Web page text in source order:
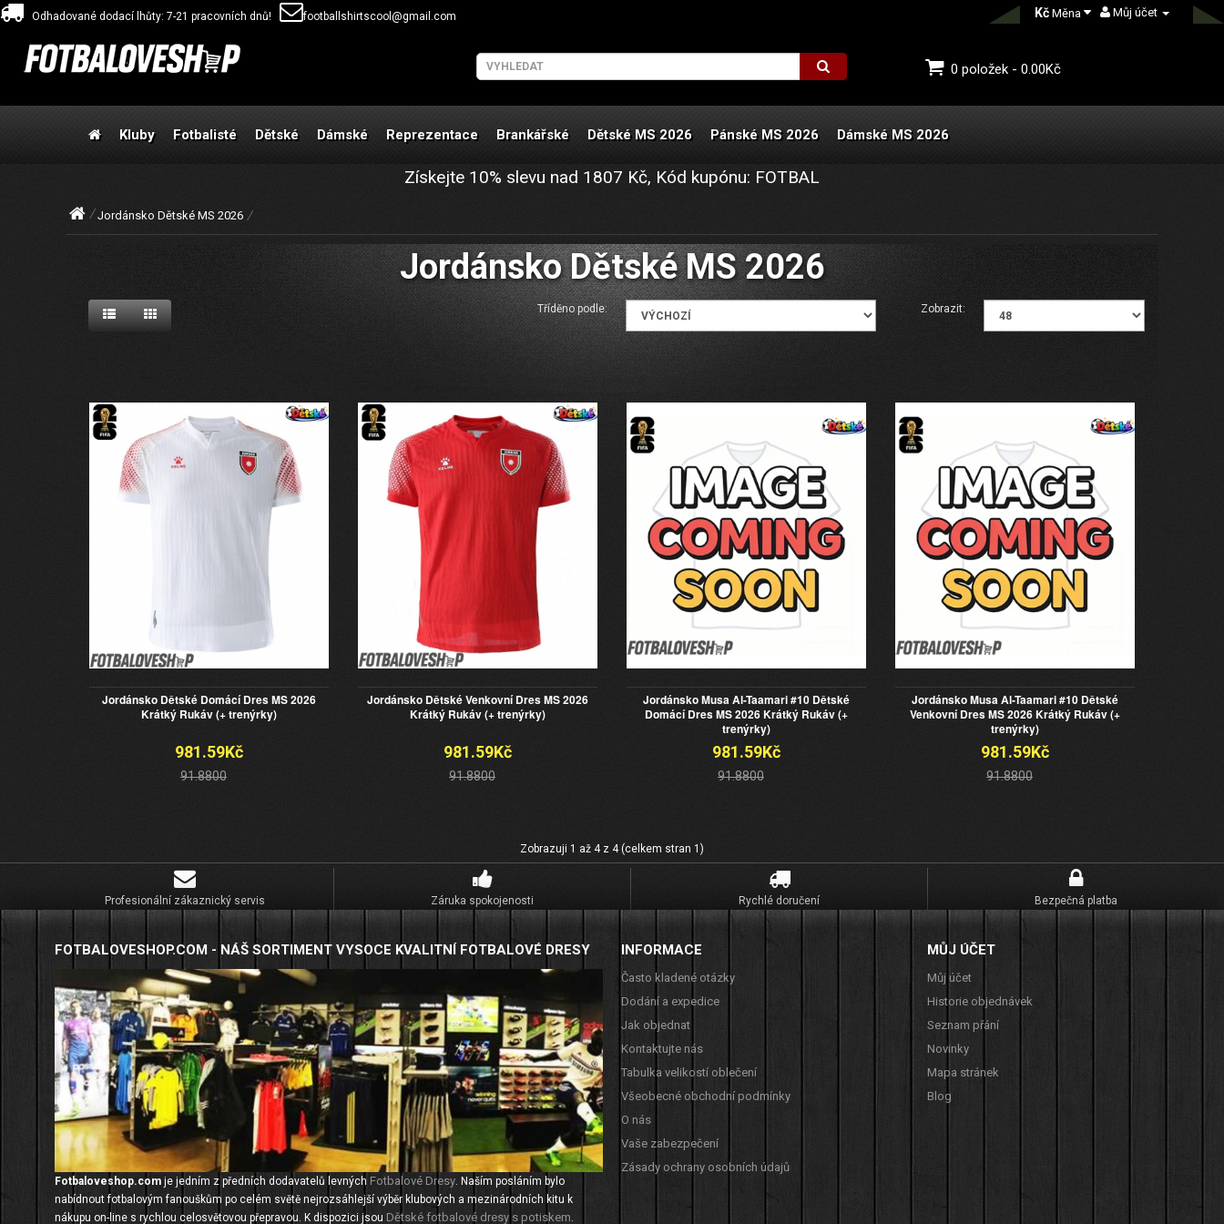
Odhadované dodací lhůty: 7-21 pracovních dnů! footballshirtscool@gmail.com Můj účet
Kč Měna
0 položek - 0.00Kč
Kluby Fotbalisté Dětské Dámské Reprezentace Brankářské Dětské MS 2026 Pánské MS 2026 Dámské MS 2026
Získejte 10% slevu nad 1807 Kč, Kód kupónu: FOTBAL
Jordánsko Dětské MS 2026
Jordánsko Dětské MS 2026
Tříděno podle: Zobrazit:
Jordánsko Dětské Domácí Dres MS 2026
Krátký Rukáv (+ trenýrky)
981.59Kč
91.8800
Jordánsko Dětské Venkovní Dres MS 2026
Krátký Rukáv (+ trenýrky)
981.59Kč
91.8800
Jordánsko Musa Al-Taamari #10 Dětské
Domácí Dres MS 2026 Krátký Rukáv (+
trenýrky)
981.59Kč
91.8800
Jordánsko Musa Al-Taamari #10 Dětské
Venkovní Dres MS 2026 Krátký Rukáv (+
trenýrky)
981.59Kč
91.8800
Zobrazuji 1 až 4 z 4 (celkem stran 1)
Profesionální zákaznický servis Záruka spokojenosti Rychlé doručení Bezpečná platba
FOTBALOVESHOP.COM - NÁŠ SORTIMENT VYSOCE KVALITNÍ FOTBALOVÉ DRESY
Fotbaloveshop.com je jedním z předních dodavatelů levných Fotbalové Dresy . Naším posláním bylo
nabídnout fotbalovým fanouškům po celém světě nejrozsáhlejší výběr klubových a mezinárodních kitu k
nákupu on-line s rychlou celosvětovou přepravou. K dispozici jsou Dětské fotbalové dresy s potiskem
INFORMACE
Často kladené otázky
Dodání a expedice
Jak objednat
Kontaktujte nás
Tabulka velikostí oblečení
Všeobecné obchodní podmínky
O nás
Vaše zabezpečení
Zásady ochrany osobních údajů
MŮJ ÚČET
Můj účet
Historie objednávek
Seznam přání
Novinky
Mapa stránek
Blog